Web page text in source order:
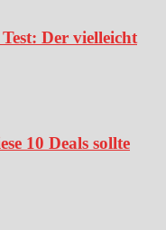
Der vielleicht
10 Deals sollte